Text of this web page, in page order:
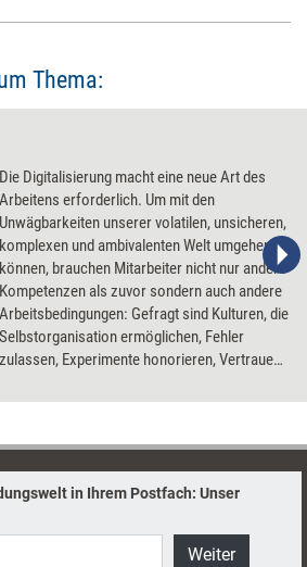
Thema:
Die Digitalisierung macht eine neue Art des
Arbeitens erforderlich. Um mit den
Unwägbarkeiten unserer volatilen, unsicheren,
komplexen und ambivalenten Welt umgehen zu
können, brauchen Mitarbeiter nicht nur andere
Kompetenzen als zuvor sondern auch andere
Arbeitsbedingungen: Gefragt sind Kulturen, die
Selbstorganisation ermöglichen, Fehler
zulassen, Experimente honorieren, Vertrauen
in Ihrem Postfach: Unser
Weiter